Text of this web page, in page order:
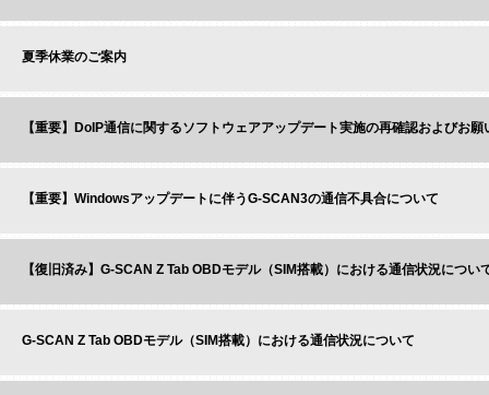
夏季休業のご案内
【重要】DoIP通信に関するソフトウェアアップデート実施の再確認およびお願
【重要】Windowsアップデートに伴うG-SCAN3の通信不具合について
【復旧済み】G-SCAN Z Tab OBDモデル（SIM搭載）における通信状況につい
G-SCAN Z Tab OBDモデル（SIM搭載）における通信状況について